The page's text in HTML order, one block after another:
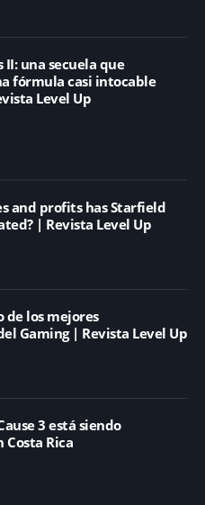
II: una secuela que
fórmula casi intocable
Level Up
and profits has Starfield
| Revista Level Up
de los mejores
Gaming | Revista Level Up
3 está siendo
Rica